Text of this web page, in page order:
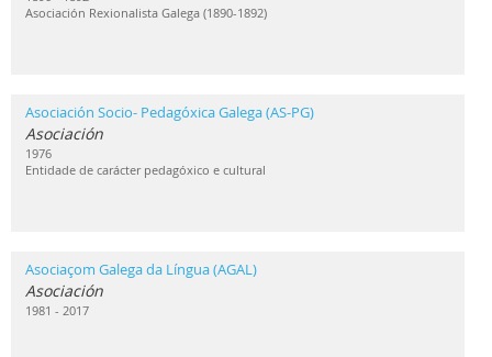
Asociación Rexionalista Galega (1890-1892)
Asociación Socio- Pedagóxica Galega (AS-PG)
Asociación
1976
Entidade de carácter pedagóxico e cultural
Asociaçom Galega da Língua (AGAL)
Asociación
1981 - 2017